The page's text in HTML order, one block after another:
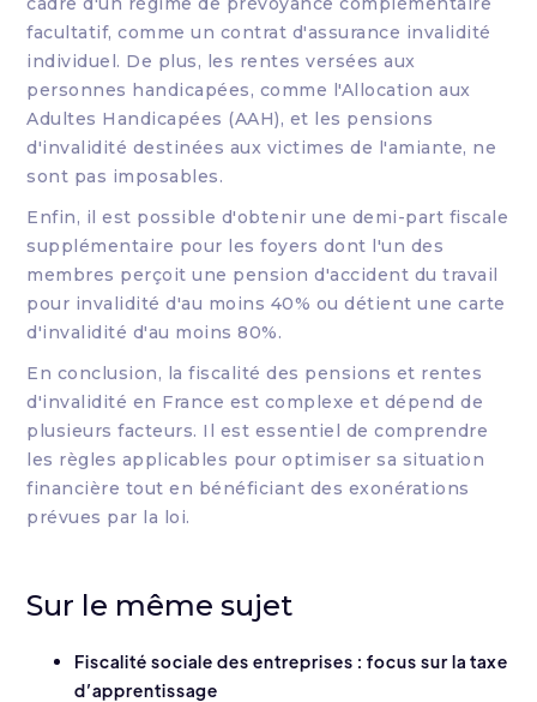
facultatif, comme un contrat d'assurance invalidité
individuel. De plus, les rentes versées aux
personnes handicapées, comme l'Allocation aux
Adultes Handicapées (AAH), et les pensions
d'invalidité destinées aux victimes de l'amiante, ne
sont pas imposables.
Enfin, il est possible d'obtenir une demi-part fiscale
supplémentaire pour les foyers dont l'un des
membres perçoit une pension d'accident du travail
pour invalidité d'au moins 40% ou détient une carte
d'invalidité d'au moins 80%.
En conclusion, la fiscalité des pensions et rentes
d'invalidité en France est complexe et dépend de
plusieurs facteurs. Il est essentiel de comprendre
les règles applicables pour optimiser sa situation
financière tout en bénéficiant des exonérations
prévues par la loi.
Sur le même sujet
Fiscalité sociale des entreprises : focus sur la taxe
d’apprentissage